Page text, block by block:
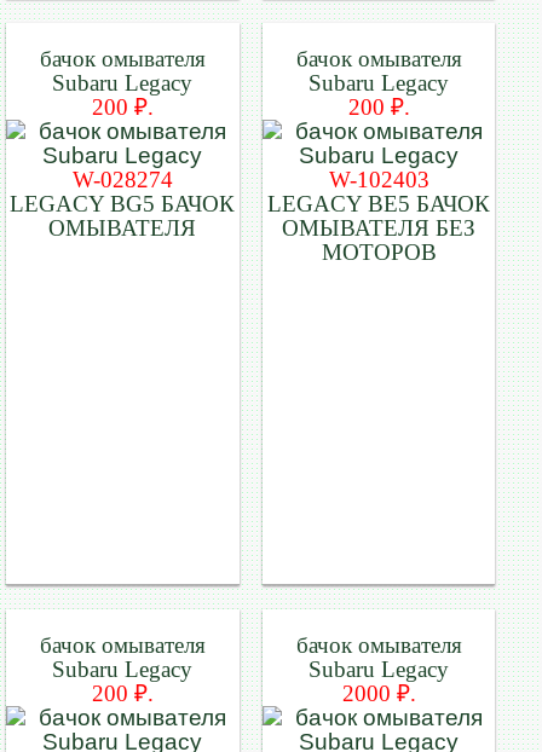
бачок омывателя
Subaru Legacy
200 ₽.
W-028274
LEGACY BG5 БАЧОК
ОМЫВАТЕЛЯ
бачок омывателя
Subaru Legacy
200 ₽.
W-102403
LEGACY BE5 БАЧОК
ОМЫВАТЕЛЯ БЕЗ
МОТОРОВ
бачок омывателя
Subaru Legacy
200 ₽.
бачок омывателя
Subaru Legacy
2000 ₽.